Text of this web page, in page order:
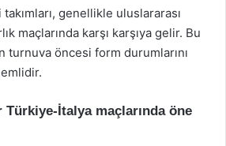
genellikle uluslararası
maçlarında karşı karşıya gelir. Bu
turnuva öncesi form durumlarını
İtalya maçlarında öne